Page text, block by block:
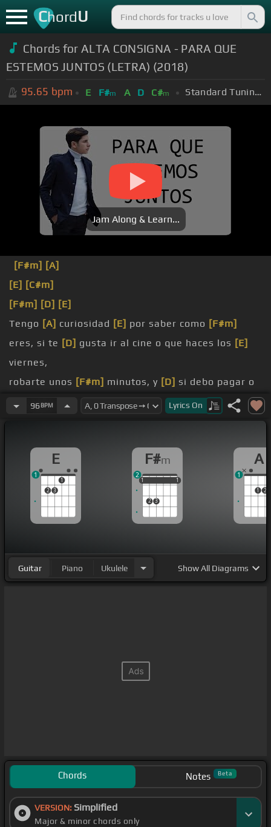
ChordU
Chords for ALTA CONSIGNA - PARA QUE
ESTEMOS JUNTOS (LETRA) (2018)
95.65 bpm E F#m A D C#m Standard Tuning (EADGBE)
Jam Along & Learn...
[F#m] [A]
[E] [C#m]
[F#m] [D] [E]
Tengo [A] curiosidad [E] por saber como [F#m]
eres, si te [D] gusta ir al cine o que haces los [E]
viernes,
robarte unos [F#m] minutos, y [D] si debo pagar o
tengo que
hacer un toque.
enamorado o te
decepcionado,
pelear por ser mas que
[E]un amigo.
96 BPM Lyrics On
E
2 3
1
1
F#m
1
2 3
1
1 1
2
A
1 2
1
Guitar Piano Ukulele ShowAll Diagrams
Chords Notes Beta
VERSION: Simplified
Major & minor chords only